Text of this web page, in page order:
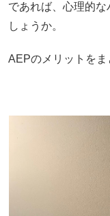
であれば、心理的
しょうか。
AEPのメリットをま